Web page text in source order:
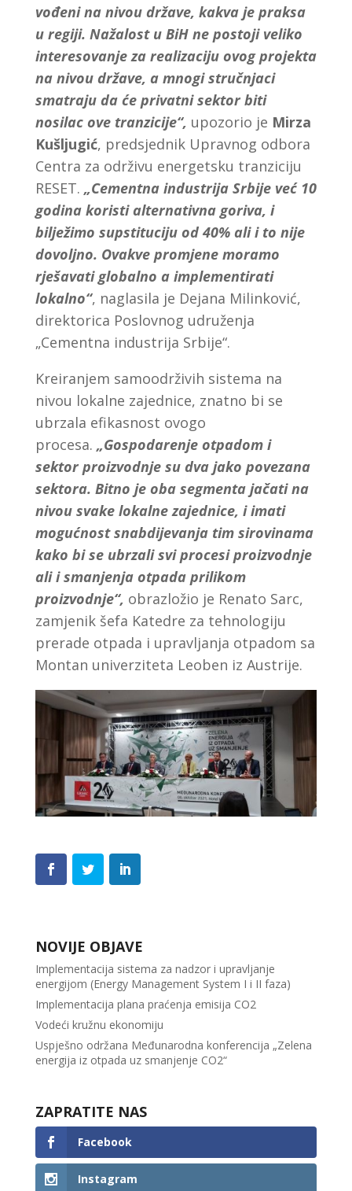
vođeni na nivou države, kakva je praksa
u regiji. Nažalost u BiH ne postoji veliko
interesovanje za realizaciju ovog projekta
na nivou države, a mnogi stručnjaci
smatraju da će privatni sektor biti
nosilac ove tranzicije“, upozorio je Mirza
Kušljugić, predsjednik Upravnog odbora
Centra za održivu energetsku tranziciju
RESET. „Cementna industrija Srbije već 10
godina koristi alternativna goriva, i
bilježimo supstituciju od 40% ali i to nije
dovoljno. Ovakve promjene moramo
rješavati globalno a implementirati
lokalno“, naglasila je Dejana Milinković,
direktorica Poslovnog udruženja
„Cementna industrija Srbije“.
Kreiranjem samoodrživih sistema na
nivou lokalne zajednice, znatno bi se
ubrzala efikasnost ovogo
procesa. „Gospodarenje otpadom i
sektor proizvodnje su dva jako povezana
sektora. Bitno je oba segmenta jačati na
nivou svake lokalne zajednice, i imati
mogućnost snabdijevanja tim sirovinama
kako bi se ubrzali svi procesi proizvodnje
ali i smanjenja otpada prilikom
proizvodnje“, obrazložio je Renato Sarc,
zamjenik šefa Katedre za tehnologiju
prerade otpada i upravljanja otpadom sa
Montan univerziteta Leoben iz Austrije.
NOVIJE OBJAVE
Implementacija sistema za nadzor i upravljanje
energijom (Energy Management System I i II faza)
Implementacija plana praćenja emisija CO2
Vodeći kružnu ekonomiju
Uspješno održana Međunarodna konferencija „Zelena
energija iz otpada uz smanjenje CO2“
ZAPRATITE NAS
Facebook
Instagram